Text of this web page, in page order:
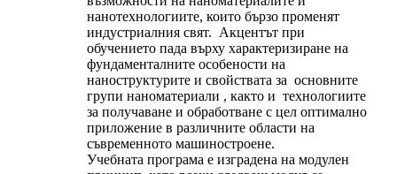
нанотехнологиите, които бързо променят
индустриалния свят. Акцентът при
обучението пада върху характеризиране на
фундаменталните особености на
наноструктурите и свойствата за основните
групи наноматериали , както и технологиите
за получаване и обработване с цел оптимално
приложение в различните области на
съвременното машиностроене.
Учебната програма е изградена на модулен